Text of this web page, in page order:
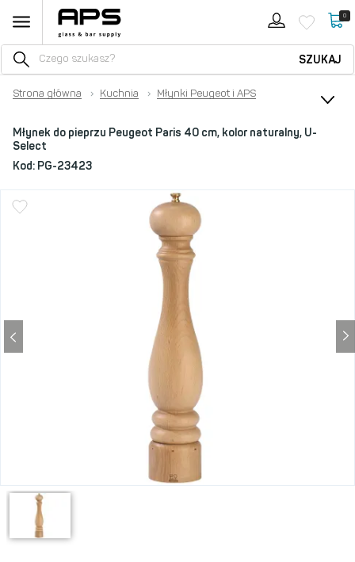
0
SZUKAJ
Strona główna › Kuchnia › Młynki Peugeot i APS
Młynek do pieprzu Peugeot Paris 40 cm, kolor naturalny, U-
Select
Kod: PG-23423